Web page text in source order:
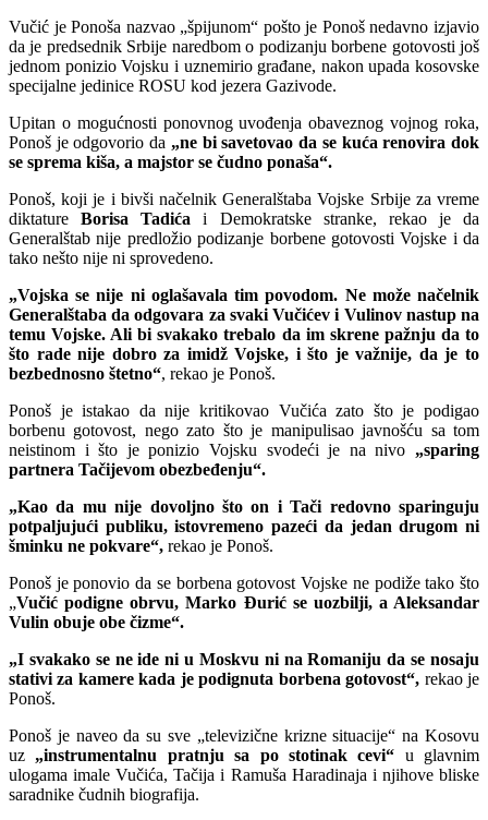
Vučić je Ponoša nazvao „špijunom“ pošto je Ponoš nedavno izjavio
da je predsednik Srbije naredbom o podizanju borbene gotovosti još
jednom ponizio Vojsku i uznemirio građane, nakon upada kosovske
specijalne jedinice ROSU kod jezera Gazivode.
Upitan o mogućnosti ponovnog uvođenja obaveznog vojnog roka,
Ponoš je odgovorio da „ne bi savetovao da se kuća renovira dok
se sprema kiša, a majstor se čudno ponaša“.
Ponoš, koji je i bivši načelnik Generalštaba Vojske Srbije za vreme
diktatureBorisa Tadića i Demokratske stranke, rekao je da
Generalštab nije predložio podizanje borbene gotovosti Vojske i da
tako nešto nije ni sprovedeno.
„Vojska se nije ni oglašavala tim povodom. Ne može načelnik
Generalštaba da odgovara za svaki Vučićev i Vulinov nastup na
temu Vojske. Ali bi svakako trebalo da im skrene pažnju da to
što rade nije dobro za imidž Vojske, i što je važnije, da je to
bezbednosno štetno“, rekao je Ponoš.
Ponoš je istakao da nije kritikovao Vučića zato što je podigao
borbenu gotovost, nego zato što je manipulisao javnošću sa tom
neistinom i što je ponizio Vojsku svodeći je na nivo „sparing
partnera Tačijevom obezbeđenju“.
„Kao da mu nije dovoljno što on i Tači redovno sparinguju
potpaljujući publiku, istovremeno pazeći da jedan drugom ni
šminku ne pokvare“, rekao je Ponoš.
Ponoš je ponovio da se borbena gotovost Vojske ne podiže tako što
„Vučić podigne obrvu, Marko Đurić se uozbilji, a Aleksandar
Vulin obuje obe čizme“.
„I svakako se ne ide ni u Moskvu ni na Romaniju da se nosaju
stativi za kamere kada je podignuta borbena gotovost“, rekao je
Ponoš.
Ponoš je naveo da su sve „televizične krizne situacije“ na Kosovu
uz „instrumentalnu pratnju sa po stotinak cevi“ u glavnim
ulogama imale Vučića, Tačija i Ramuša Haradinaja i njihove bliske
saradnike čudnih biografija.